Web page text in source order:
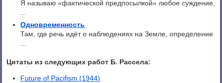
Я называю «фактической предпосылкой» любое суждение,
...
Одновременность
Там, где речь идёт о наблюдениях на Земле, определение
Цитаты из следующих работ Б. Рассела:
Future of Pacifism (1944)